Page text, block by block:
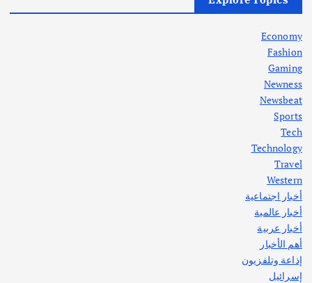
في جذور المشكلة وحلولها المستدامة
أهم الأخبار
اختتام ورشة السينوغرافيا في مدينة كلباء الاماراتية
أغسطس 3, 2026
Economy
Fashion
Gaming
Newness
Newsbeat
Sports
Tech
Technology
Travel
Western
أخبار اجتماعية
أخبار عالمية
أخبار عربية
أهم الأخبار
إذاعة وتلفزيون
إسرائيل